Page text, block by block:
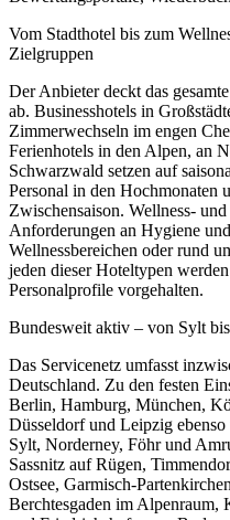
Vom Stadthotel bis zum
Zielgruppen
Der Anbieter deckt das
ab. Businesshotels in
Zimmerwechseln im engen
Ferienhotels in den Alpen, an
Schwarzwald setzen auf
Personal in den Hochmonaten
Zwischensaison. Wellness-
Anforderungen an Hygiene
Wellnessbereichen oder rund
jeden dieser Hoteltypen
Personalprofile vorgehalten.
Bundesweit aktiv – von Sylt
Das Servicenetz umfasst
Deutschland. Zu den festen
Berlin, Hamburg, München,
Düsseldorf und Leipzig
Sylt, Norderney, Föhr und
Sassnitz auf Rügen,
Ostsee, Garmisch-
Berchtesgaden im Alpenraum,